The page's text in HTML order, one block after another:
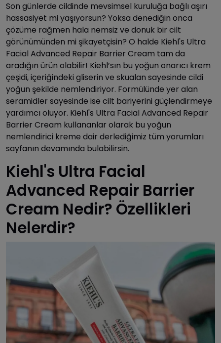
Son günlerde cildinde mevsimsel kuruluğa bağlı aşırı
hassasiyet mi yaşıyorsun? Yoksa denediğin onca
çözüme rağmen hala nemsiz ve donuk bir cilt
görünümünden mi şikayetçisin? O halde Kiehl's Ultra
Facial Advanced Repair Barrier Cream tam da
aradığın ürün olabilir! Kiehl’sın bu yoğun onarıcı krem
çeşidi, içeriğindeki gliserin ve skualan sayesinde cildi
yoğun şekilde nemlendiriyor. Formülünde yer alan
seramidler sayesinde ise cilt bariyerini güçlendirmeye
yardımcı oluyor. Kiehl's Ultra Facial Advanced Repair
Barrier Cream kullananlar olarak bu yoğun
nemlendirici kreme dair derlediğimiz tüm yorumları
sayfanın devamında bulabilirsin.
Kiehl's Ultra Facial
Advanced Repair Barrier
Cream Nedir? Özellikleri
Nelerdir?